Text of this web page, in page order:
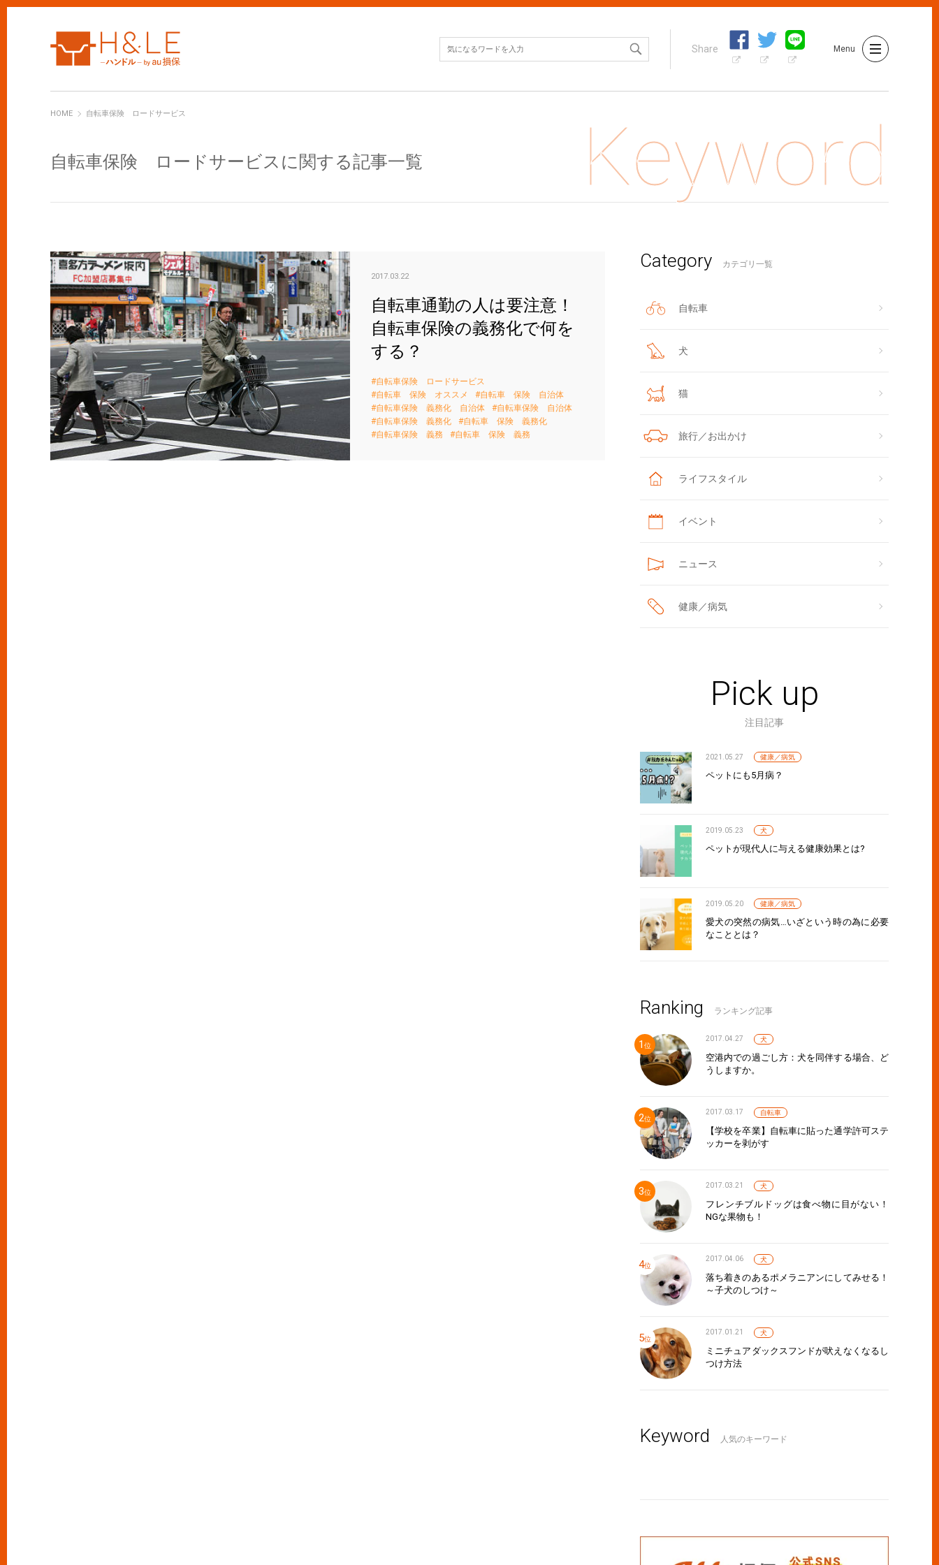
Share Menu
HOMEH&LE自転車保険 ロードサービス
自転車保険 ロードサービスに関する記事一覧
自転車通勤の人は要注意！自転車保険の義務化で何をする？
2017.03.22
自転車通勤の人は要注意！
自転車保険の義務化で何を
する？
自転車保険 ロードサービス
自転車 保険 オススメ
自転車 保険 自治体
自転車保険 義務化 自治体
自転車保険 自治体
自転車保険 義務化
自転車 保険 義務化
自転車保険 義務
自転車 保険 義務
Category カテゴリ一覧
自転車
犬
猫
旅行／お出かけ
ライフスタイル
イベント
ニュース
健康／病気
Pick up
注目記事
2021.05.27 健康／病気
ペットにも5月病？
2019.05.23 犬
ペットが現代人に与える健康効果とは?
2019.05.20 健康／病気
愛犬の突然の病気…いざという時の為に必要
なこととは？
Ranking ランキング記事
2017.04.27 犬
空港内での過ごし方：犬を同伴する場合、ど
うしますか。
2017.03.17 自転車
【学校を卒業】自転車に貼った通学許可ステ
ッカーを剥がす
2017.03.21 犬
フレンチブルドッグは食べ物に目がない！
NGな果物も！
2017.04.06 犬
落ち着きのあるポメラニアンにしてみせる！
～子犬のしつけ～
2017.01.21 犬
ミニチュアダックスフンドが吠えなくなるし
つけ方法
Keyword 人気のキーワード